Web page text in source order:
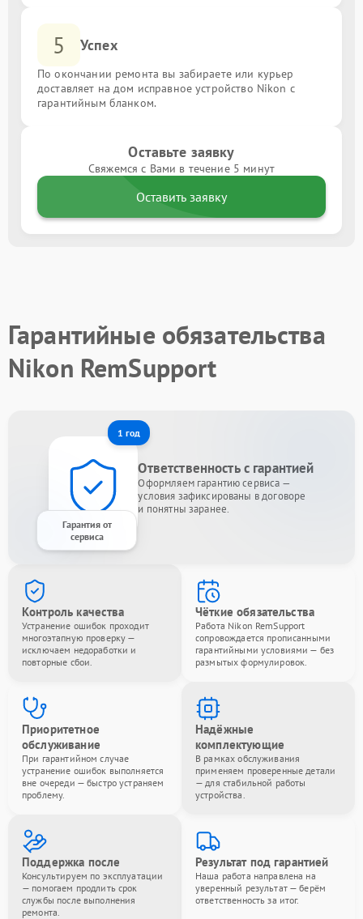
5 Успех
По окончании ремонта вы забираете или курьер
доставляет на дом исправное устройство Nikon с
гарантийным бланком.
Оставьте заявку
Свяжемся с Вами в течение 5 минут
Оставить заявку
Гарантийные обязательства
Nikon RemSupport
1 год
Гарантия от
сервиса
Ответственность с гарантией
Оформляем гарантию сервиса —
условия зафиксированы в договоре
и понятны заранее.
Контроль качества
Устранение ошибок проходит
многоэтапную проверку —
исключаем недоработки и
повторные сбои.
Чёткие обязательства
Работа Nikon RemSupport
сопровождается прописанными
гарантийными условиями — без
размытых формулировок.
Приоритетное
обслуживание
При гарантийном случае
устранение ошибок выполняется
вне очереди — быстро устраняем
проблему.
Надёжные
комплектующие
В рамках обслуживания
применяем проверенные детали
— для стабильной работы
устройства.
Поддержка после
Консультируем по эксплуатации
— помогаем продлить срок
службы после выполнения
ремонта.
Результат под гарантией
Наша работа направлена на
уверенный результат — берём
ответственность за итог.